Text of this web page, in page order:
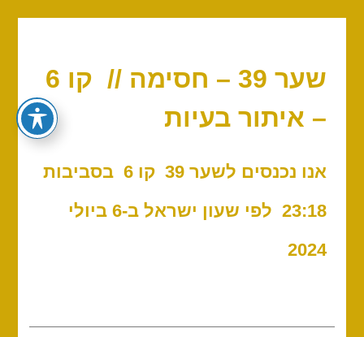
שער 39 – חסימה // קו 6
– איתור בעיות
אנו נכנסים לשער 39 קו 6
בסביבות
23:18
לפי שעון ישראל ב-6 ביולי
2024